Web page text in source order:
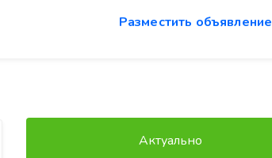
Разместить объявление
Актуально